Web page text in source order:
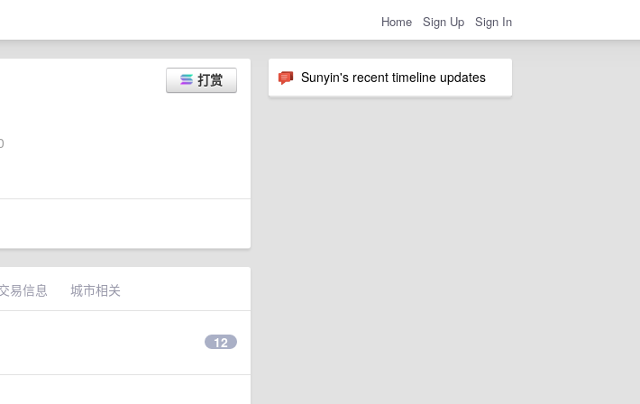
Home Sign Up Sign In
Sunyin's recent timeline updates
打赏
易信息 城市相关
12